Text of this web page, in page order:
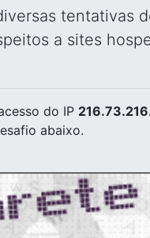
tentativas
a sites
do IP
abaixo.